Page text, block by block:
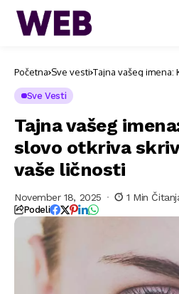
Početna Sve vesti Tajna vašeg
Sve Vesti
Tajna vašeg
slovo otkriva
vaše ličnosti
November 18, 2025 1 Min
Podeli